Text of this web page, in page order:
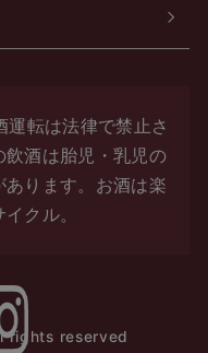
転は法律で禁止さ
飲酒は胎児・乳児の
ります。お酒は楽
クル。
rights reserved